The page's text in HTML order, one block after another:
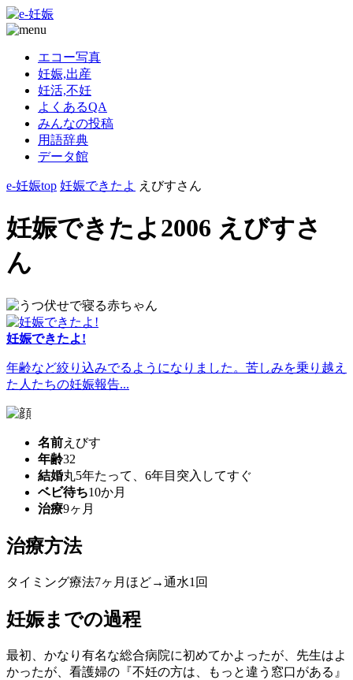
エコー写真
妊娠,出産
妊活,不妊
よくあるQA
みんなの投稿
用語辞典
データ館
e-妊娠top 妊娠できたよ えびすさん
妊娠できたよ2006 えびすさ
ん
妊娠できたよ!
年齢など絞り込みでるようになりました。苦しみを乗り越え
た人たちの妊娠報告...
名前えびす
年齢32
結婚丸5年たって、6年目突入してすぐ
ベビ待ち10か月
治療9ヶ月
治療方法
タイミング療法7ヶ月ほど→通水1回
妊娠までの過程
最初、かなり有名な総合病院に初めてかよったが、先生はよ
かったが、看護婦の『不妊の方は、もっと違う窓口がある』